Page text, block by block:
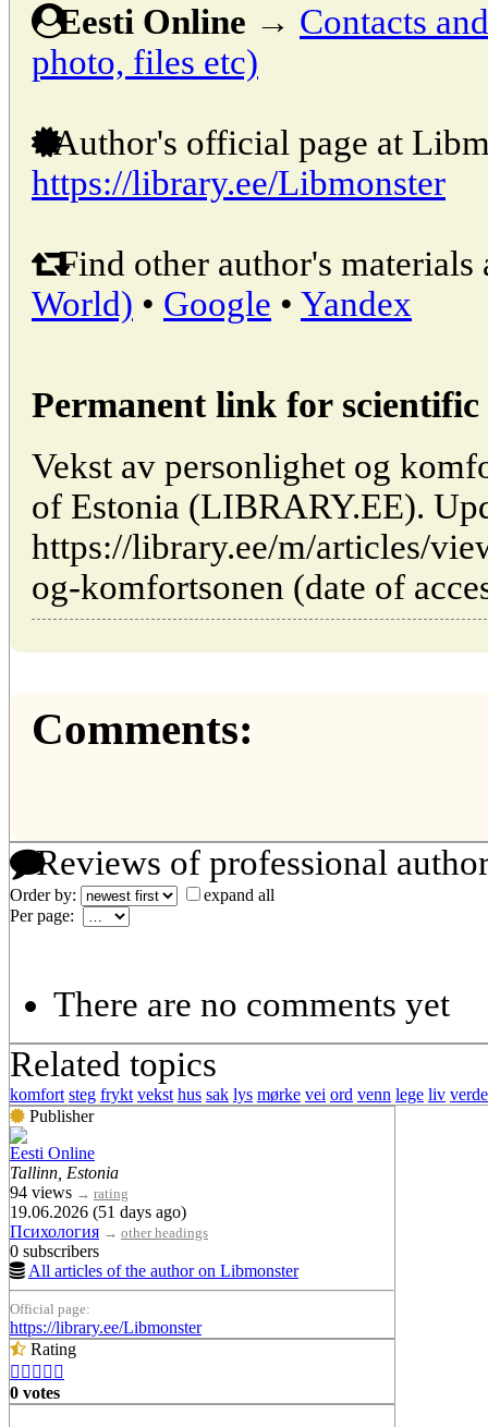
Eesti Online → Contacts
photo, files etc)
Author's official page at
https://library.ee/Libmonster
Find other author's materials
World) • Google • Yandex
Permanent link for
Vekst av personlighet og
of Estonia (LIBRARY.EE).
https://library.ee/m/articles/
og-komfortsonen (date of
Comments:
Reviews of professional
Order by:
expand all
Per page:
There are no comments yet
Related topics
komfort steg frykt vekst hus sak lys mørke vei ord venn lege liv
Publisher
Eesti Online
Tallinn, Estonia
94 views → rating
19.06.2026 (51 days ago)
Психология → other headings
0 subscribers
All articles of the author on Libmonster
Official page:
https://library.ee/Libmonster
Rating
    
0 votes